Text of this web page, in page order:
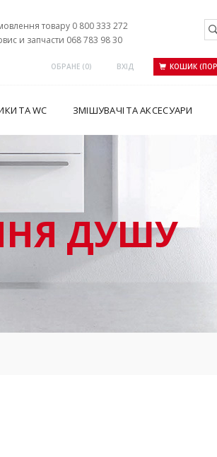
товару 0 800 333 272
и запчасти 068 783 98 30
ОБРАНЕ (0) ВХІД КОШИК
ТА WC ЗМІШУВАЧІ ТА АКСЕСУАРИ
ДУШУ